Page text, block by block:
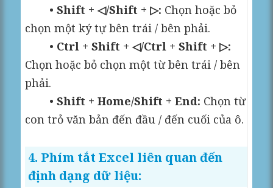
• Shift + ◁/Shift + ▷: Chọn hoặc bỏ
chọn một ký tự bên trái / bên phải.
• Ctrl + Shift + ◁/Ctrl + Shift + ▷:
Chọn hoặc bỏ chọn một từ bên trái / bên
phải.
•Shift + Home/Shift + End: Chọn từ
con trỏ văn bản đến đầu / đến cuối của ô.
4. Phím tắt Excel liên quan đến
định dạng dữ liệu: